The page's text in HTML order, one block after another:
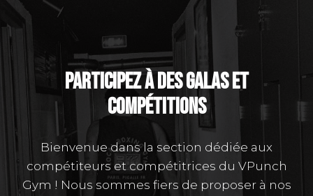
PARTICIPEZ À DES GALAS ET
COMPÉTITIONS
Bienvenue dans la section dédiée aux
compétiteurs et compétitrices du VPunch
Gym ! Nous sommes fiers de proposer à nos